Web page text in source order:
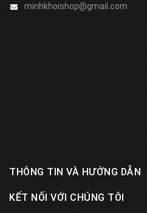
minhkhoishop@gmail.com
THÔNG TIN VÀ HƯỚNG DẪN
KẾT NỐI VỚI CHÚNG TÔI